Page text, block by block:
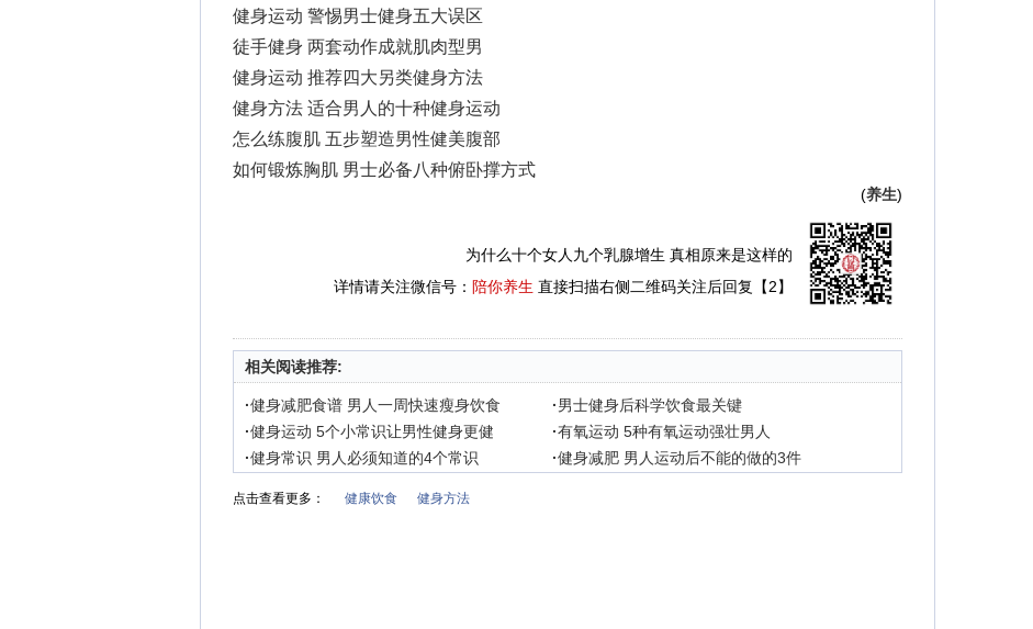
健身运动 警惕男士健身五大误区
徒手健身 两套动作成就肌肉型男
健身运动 推荐四大另类健身方法
健身方法 适合男人的十种健身运动
怎么练腹肌 五步塑造男性健美腹部
如何锻炼胸肌 男士必备八种俯卧撑方式
(养生)
为什么十个女人九个乳腺增生 真相原来是这样的
详情请关注微信号： 陪你养生 直接扫描右侧二维码关注后回复【2】
相关阅读推荐:
·健身减肥食谱 男人一周快速瘦身饮食 ·男士健身后科学饮食最关键
·健身运动 5个小常识让男性健身更健 ·有氧运动 5种有氧运动强壮男人
·健身常识 男人必须知道的4个常识 ·健身减肥 男人运动后不能的做的3件
点击查看更多： 健康饮食 健身方法